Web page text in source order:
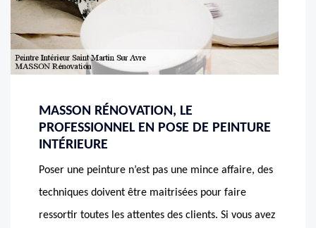
MASSON RÉNOVATION, LE
PROFESSIONNEL EN POSE DE PEINTURE
INTÉRIEURE
Poser une peinture n’est pas une mince affaire, des
techniques doivent être maitrisées pour faire
ressortir toutes les attentes des clients. Si vous avez